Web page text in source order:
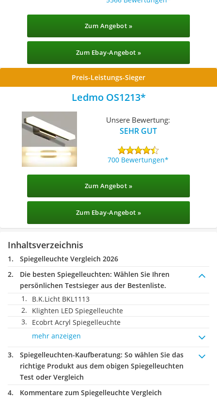
Zum Angebot »
Zum Ebay-Angebot »
Preis-Leistungs-Sieger
Ledmo OS1213
Unsere Bewertung:
SEHR GUT
700 Bewertungen
Zum Angebot »
Zum Ebay-Angebot »
Inhaltsverzeichnis
Spiegelleuchte Vergleich 2026
Die besten Spiegelleuchten: Wählen Sie Ihren
persönlichen Testsieger aus der Bestenliste.
B.K.Licht BKL1113
Klighten LED Spiegelleuchte
Ecobrt Acryl Spiegelleuchte
mehr anzeigen
Spiegelleuchten-Kaufberatung: So wählen Sie das
richtige Produkt aus dem obigen Spiegelleuchten
Test oder Vergleich
Kommentare zum Spiegelleuchte Vergleich